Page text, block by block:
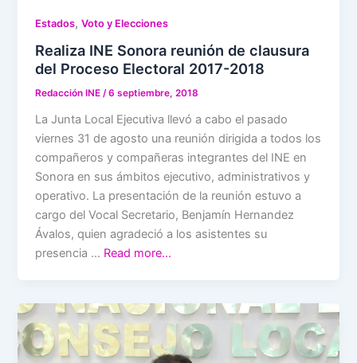
Estados,Voto y Elecciones
Realiza INE Sonora reunión de clausura
del Proceso Electoral 2017-2018
Redacción INE/6 septiembre, 2018
La Junta Local Ejecutiva llevó a cabo el pasado
viernes 31 de agosto una reunión dirigida a todos los
compañeros y compañeras integrantes del INE en
Sonora en sus ámbitos ejecutivo, administrativos y
operativo. La presentación de la reunión estuvo a
cargo del Vocal Secretario, Benjamín Hernandez
Ávalos, quien agradeció a los asistentes su
presencia … Read more…